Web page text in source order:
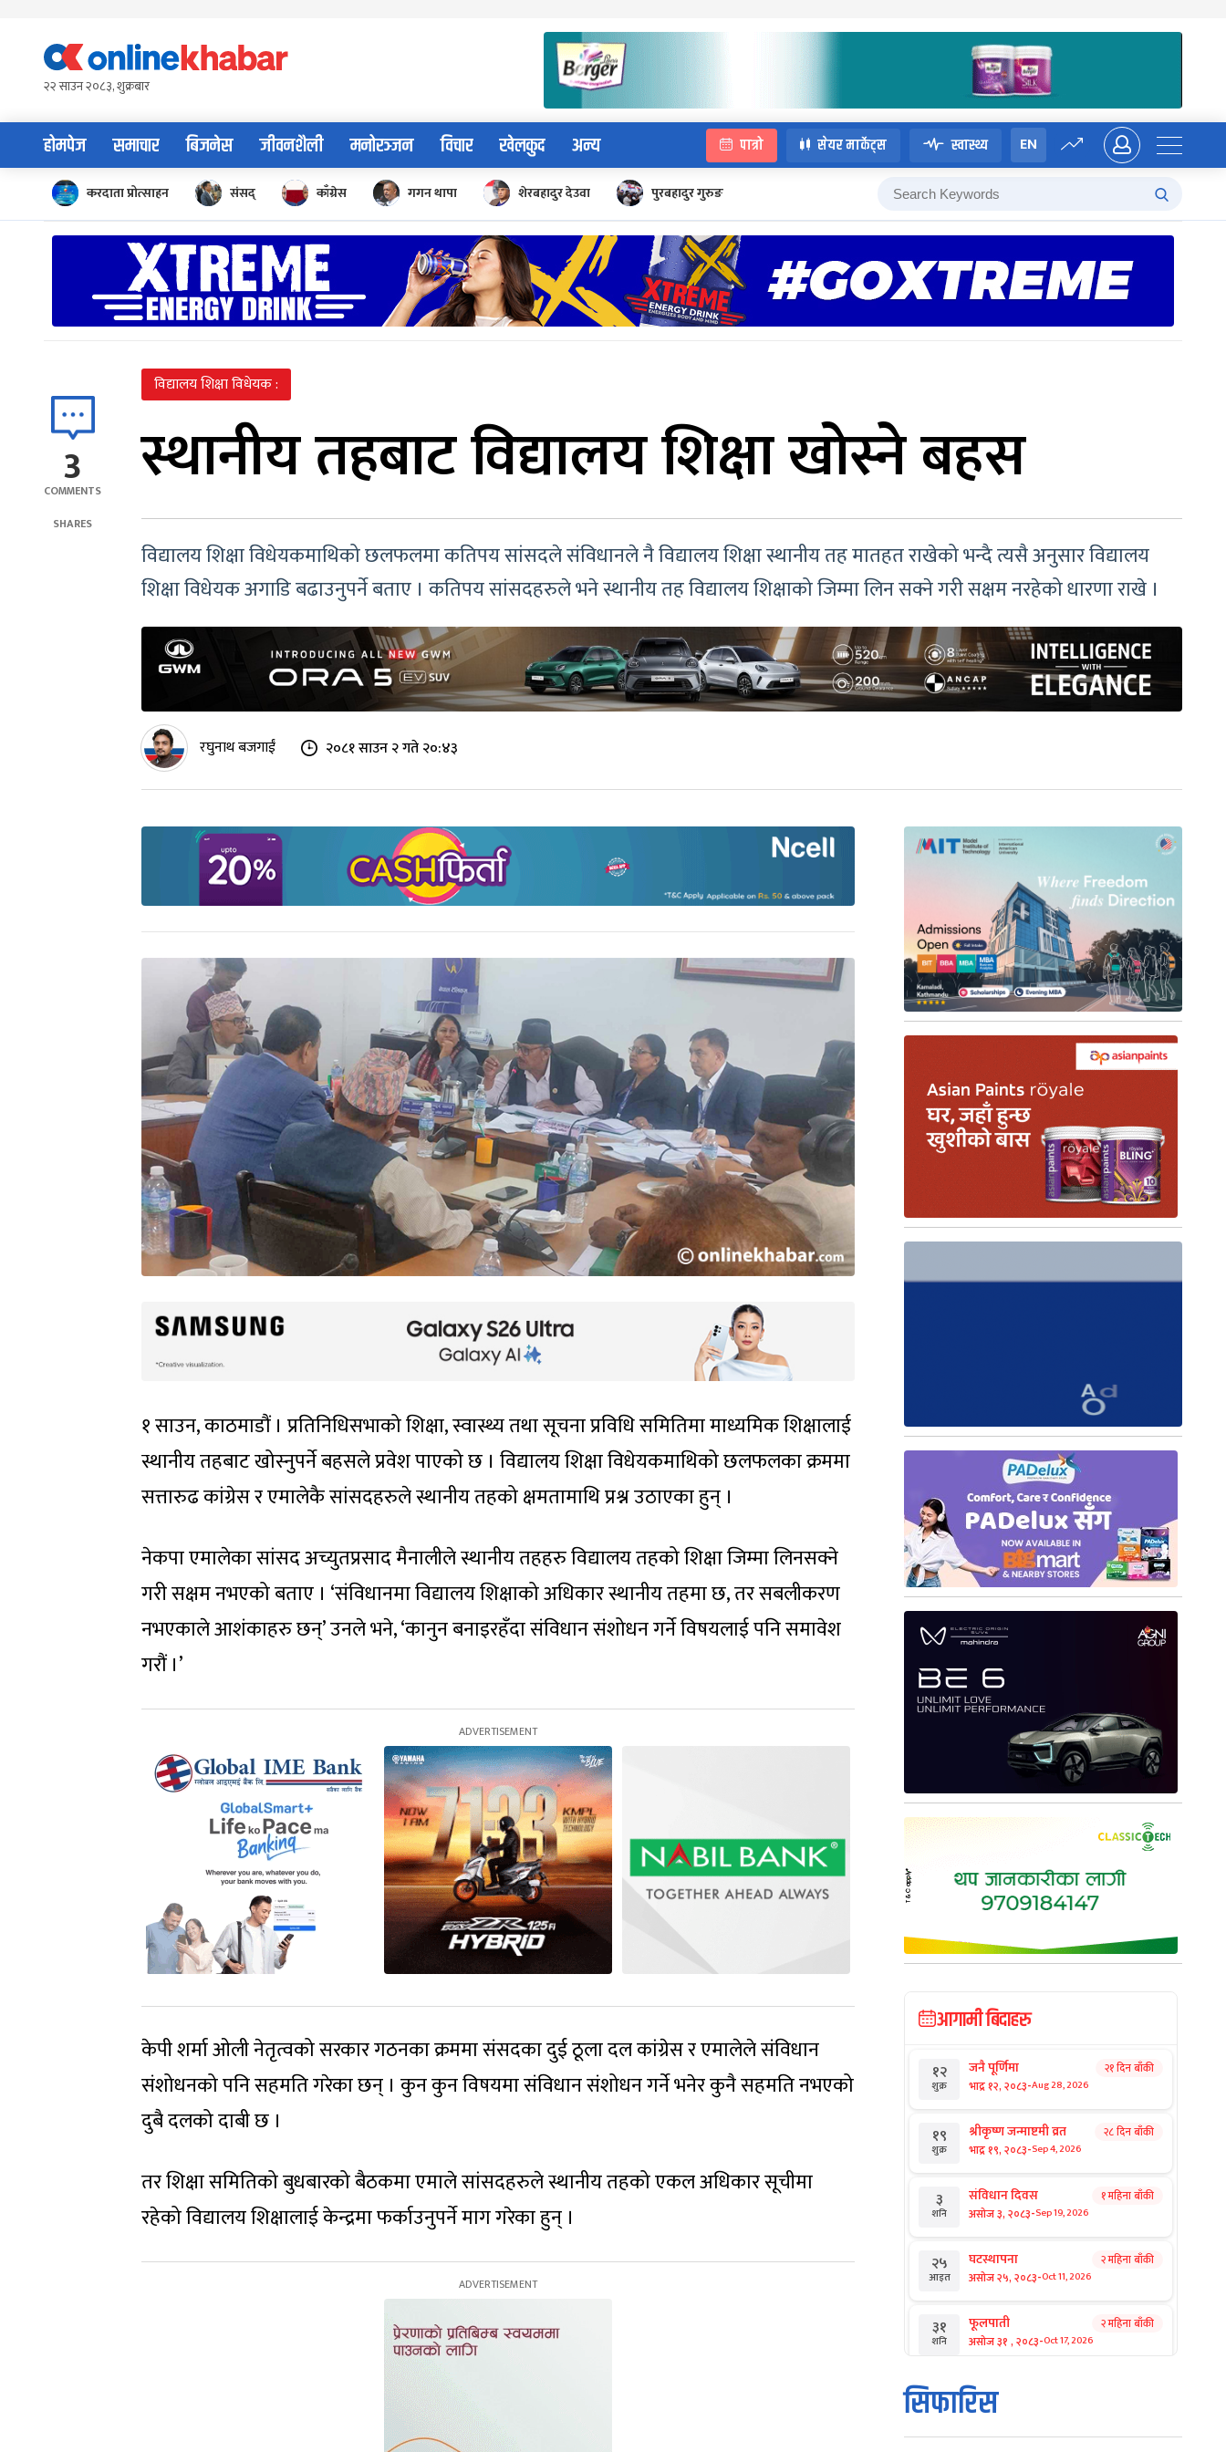
content२२ साउन २०८३, शुक्रबार
होमपेज समाचार बिजनेस जीवनशैली मनोरञ्जन विचार खेलकुद अन्य पात्रो सेयर मार्केट्स स्वास्थ्य EN
करदाता प्रोत्साहन संसद् काँग्रेस गगन थापा शेरबहादुर देउवा पुरबहादुर गुरुङ
3
COMMENTS
SHARES
विद्यालय शिक्षा विधेयक :
स्थानीय तहबाट विद्यालय शिक्षा खोस्ने बहस
विद्यालय शिक्षा विधेयकमाथिको छलफलमा कतिपय सांसदले संविधानले नै विद्यालय शिक्षा स्थानीय तह मातहत राखेको भन्दै त्यसै अनुसार विद्यालय
शिक्षा विधेयक अगाडि बढाउनुपर्ने बताए । कतिपय सांसदहरुले भने स्थानीय तह विद्यालय शिक्षाको जिम्मा लिन सक्ने गरी सक्षम नरहेको धारणा राखे ।
रघुनाथ बजगाईं २०८१ साउन २ गते २०:४३
१ साउन, काठमाडौं । प्रतिनिधिसभाको शिक्षा, स्वास्थ्य तथा सूचना प्रविधि समितिमा माध्यमिक शिक्षालाई
स्थानीय तहबाट खोस्नुपर्ने बहसले प्रवेश पाएको छ । विद्यालय शिक्षा विधेयकमाथिको छलफलका क्रममा
सत्तारुढ कांग्रेस र एमालेकै सांसदहरुले स्थानीय तहको क्षमतामाथि प्रश्न उठाएका हुन् ।
नेकपा एमालेका सांसद अच्युतप्रसाद मैनालीले स्थानीय तहहरु विद्यालय तहको शिक्षा जिम्मा लिनसक्ने
गरी सक्षम नभएको बताए । ‘संविधानमा विद्यालय शिक्षाको अधिकार स्थानीय तहमा छ, तर सबलीकरण
नभएकाले आशंकाहरु छन्’ उनले भने, ‘कानुन बनाइरहँदा संविधान संशोधन गर्ने विषयलाई पनि समावेश
गरौं ।’
केपी शर्मा ओली नेतृत्वको सरकार गठनका क्रममा संसदका दुई ठूला दल कांग्रेस र एमालेले संविधान
संशोधनको पनि सहमति गरेका छन् । कुन कुन विषयमा संविधान संशोधन गर्ने भनेर कुनै सहमति नभएको
दुबै दलको दाबी छ ।
तर शिक्षा समितिको बुधबारको बैठकमा एमाले सांसदहरुले स्थानीय तहको एकल अधिकार सूचीमा
रहेको विद्यालय शिक्षालाई केन्द्रमा फर्काउनुपर्ने माग गरेका हुन् ।
आगामी बिदाहरु
१२
शुक्र
जनै पूर्णिमा
भाद्र १२, २०८३-Aug 28, 2026
२१ दिन बाँकी
१९
शुक्र
श्रीकृष्ण जन्माष्टमी व्रत
भाद्र १९, २०८३-Sep 4, 2026
२८ दिन बाँकी
३
शनि
संविधान दिवस
असोज ३, २०८३-Sep 19, 2026
१ महिना बाँकी
२५
आइत
घटस्थापना
असोज २५, २०८३-Oct 11, 2026
२ महिना बाँकी
३१
शनि
फूलपाती
असोज ३१ , २०८३-Oct 17, 2026
२ महिना बाँकी
१
आइत
कार्तिक सङ्क्रान्ति
कार्तिक १, २०८३
सिफारिस